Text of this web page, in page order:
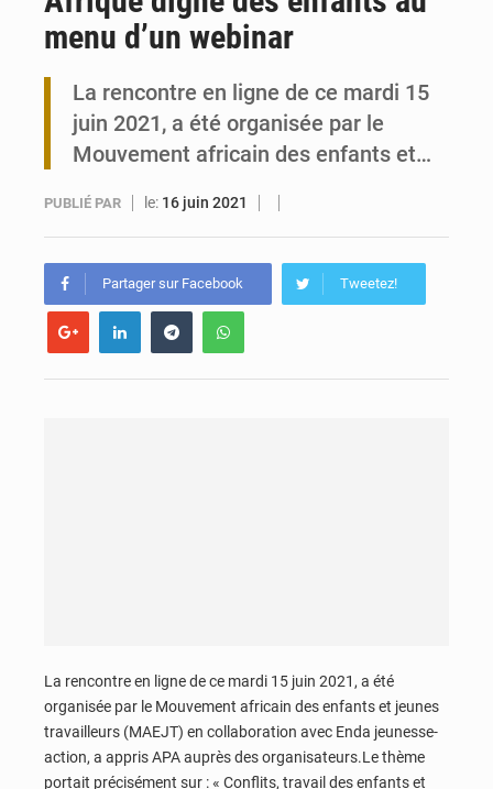
Maurice : Démission de la ministre Véronique Leu-Govind
menu d’un webinar
La rencontre en ligne de ce mardi 15
juin 2021, a été organisée par le
Mouvement africain des enfants et…
PUBLIÉ PAR le: 16 juin 2021
Partager sur Facebook Tweetez!
La rencontre en ligne de ce mardi 15 juin 2021, a été
organisée par le Mouvement africain des enfants et jeunes
travailleurs (MAEJT) en collaboration avec Enda jeunesse-
action, a appris APA auprès des organisateurs.Le thème
portait précisément sur : « Conflits, travail des enfants et